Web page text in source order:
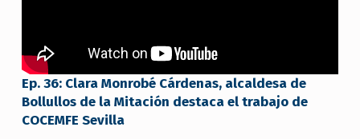
Ep. 36: Clara Monrobé Cárdenas, alcaldesa de
Bollullos de la Mitación destaca el trabajo de
COCEMFE Sevilla